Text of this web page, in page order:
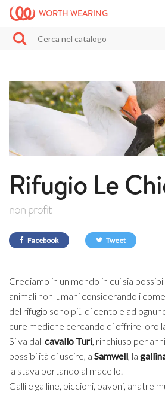
WORTH WEARING
Rifugio Le
non profit
Facebook Tweet
Crediamo in un mondo in cui sia
animali non-umani considerandoli
del rifugio sono più di cento e ad
cure mediche cercando di offrire loro
Si va dal cavallo Turi, rinchiuso per
possibilità di uscire, a Samwell, la
la stava portando al macello.
Galli e galline, piccioni, pavoni, anatre